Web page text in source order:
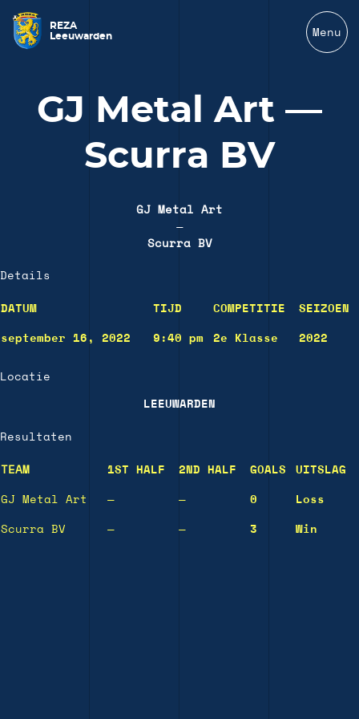
REZA
Leeuwarden
Menu
GJ Metal Art —
Scurra BV
GJ Metal Art
—
Scurra BV
Details
DATUM TIJD COMPETITIE SEIZOEN
september 16, 2022 9:40 pm 2e Klasse 2022
Locatie
LEEUWARDEN
Resultaten
TEAM 1ST HALF 2ND HALF GOALS UITSLAG
GJ Metal Art — — 0 Loss
Scurra BV — — 3 Win